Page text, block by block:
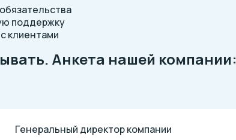
поддержку
клиентами
Анкета нашей компании:
Генеральный директор компании